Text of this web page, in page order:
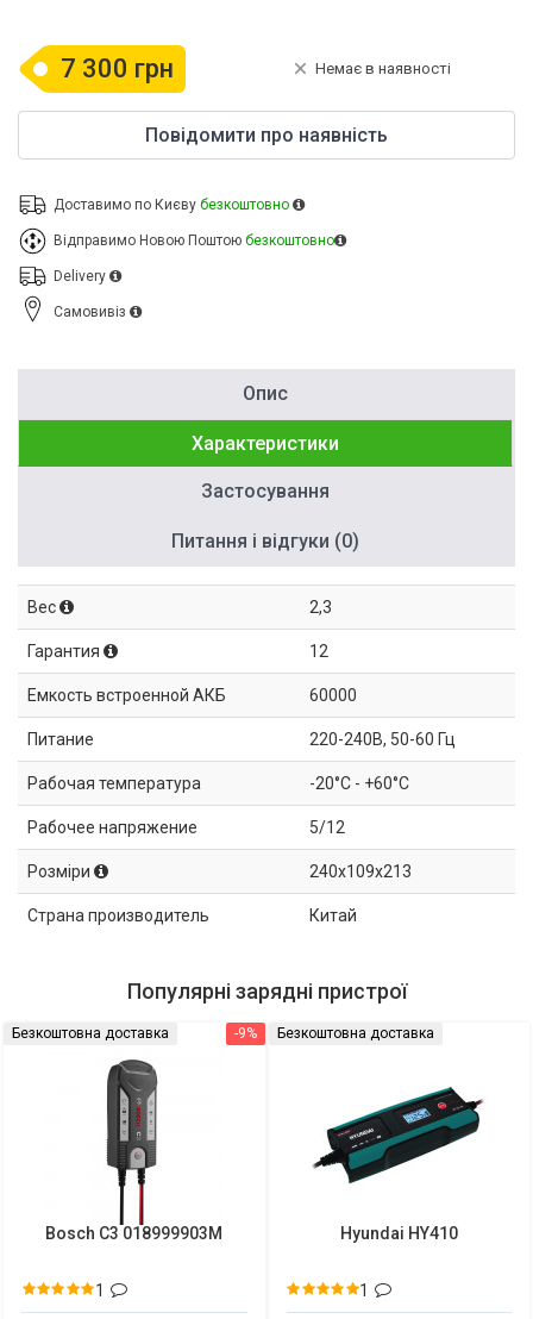
7 300 грн Немає в наявності
Повідомити про наявність
Доставимо по Києву безкоштовно
Відправимо Новою Поштою безкоштовно
Delivery
Cамовивіз
Опис
Характеристики
Застосування
Питання і відгуки (0)
Вес 2,3
Гарантия 12
Емкость встроенной АКБ 60000
Питание 220-240В, 50-60 Гц
Рабочая температура -20°C - +60°C
Рабочее напряжение 5/12
Розміри 240х109х213
Страна производитель Китай
Популярні зарядні пристрої
-9%
Безкоштовна доставка
Bosch C3 018999903M
1
Безкоштовна доставка
Hyundai HY410
1